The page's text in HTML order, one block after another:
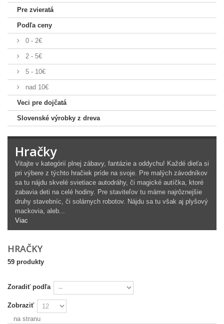
Pre zvieratá
Podľa ceny
0 - 2€
2 - 5€
5 - 10€
nad 10€
Veci pre dojčatá
Slovenské výrobky z dreva
Hračky
Vitajte v kategórií plnej zábavy, fantázie a oddychu! Každé dieťa si
pri výbere z týchto hračiek príde na svoje. Pre malých závodníkov
sa tu nájdu skvelé svietiace autodráhy, či magické autíčka, ktoré
zabavia deti na celé hodiny. Pre staviteľov tu máme najrôznejšie
druhy stavebníc, či solárnych robotov. Nájdu sa tu však aj plyšový
mackovia, aleb...
Viac
HRAČKY
59 produkty
Zoradiť podľa
Zobraziť
na stranu